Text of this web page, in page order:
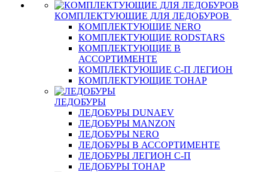
КОМПЛЕКТУЮЩИЕ ДЛЯ ЛЕДОБУРОВ
КОМПЛЕКТУЮЩИЕ NERO
КОМПЛЕКТУЮЩИЕ RODSTARS
КОМПЛЕКТУЮЩИЕ В
АССОРТИМЕНТЕ
КОМПЛЕКТУЮЩИЕ С-П ЛЕГИОН
КОМПЛЕКТУЮЩИЕ ТОНАР
ЛЕДОБУРЫ
ЛЕДОБУРЫ DUNAEV
ЛЕДОБУРЫ MANZON
ЛЕДОБУРЫ NERO
ЛЕДОБУРЫ В АССОРТИМЕНТЕ
ЛЕДОБУРЫ ЛЕГИОН С-П
ЛЕДОБУРЫ ТОНАР